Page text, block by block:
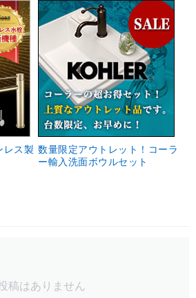
レス製 数量限定アウトレット！コーラ
ー輸入洗面ボウルセット
稿はありません